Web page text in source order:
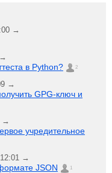
→
в Python? 2
→
GPG-ключ и
→
учредительное
→
JSON 1